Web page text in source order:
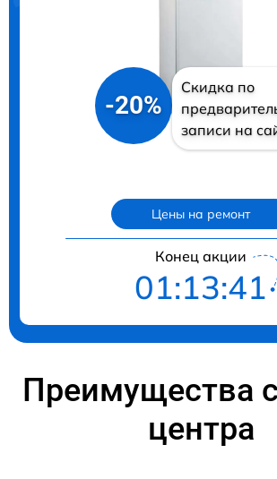
-20%
Скидка по
записи на
Цены на ремонт
Конец акции
01:13:40
Преимущества
центра